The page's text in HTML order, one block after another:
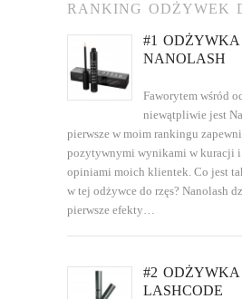
RANKING ODŻYWEK
#1 ODŻYWKA
NANOLASH
Faworytem wśród
niewątpliwie jest
pierwsze w moim rankingu
pozytywnymi wynikami w kuracji i
opiniami moich klientek. Co jest
w tej odżywce do rzęs? Nanolash
pierwsze efekty…
#2 ODŻYWKA
LASHCODE